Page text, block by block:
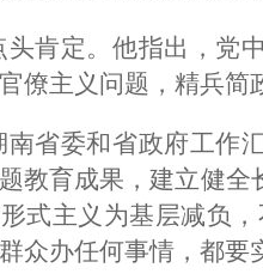
头肯定。他指出，党
僚主义问题，精兵
南省委和省政府工作
教育成果，建立健
式主义为基层减负
众办任何事情，都要